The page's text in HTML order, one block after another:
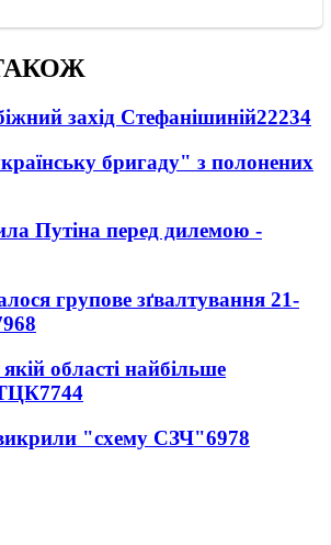
захід Стефанішиній22234
бригаду" з полонених
Путіна перед дилемою -
групове зґвалтування 21-
області найбільше
7744
"схему СЗЧ"6978